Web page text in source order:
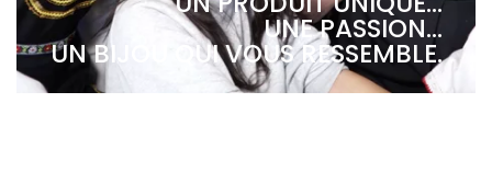
UNE PASSION...
UN BIJOU QUI VOUS RESSEMBLE.